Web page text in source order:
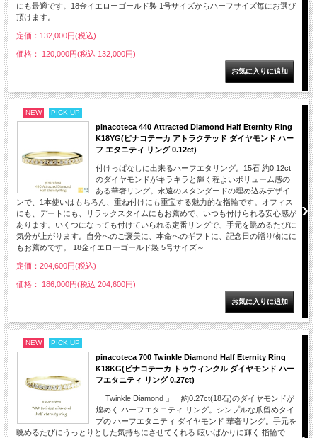
にも最適です。18金イエローゴールド製 1号サイズからハーフサイズ毎にお選び
頂けます。
定価：132,000円(税込)
価格： 120,000円(税込 132,000円)
NEW PICK UP
pinacoteca 440 Attracted Diamond Half Eternity Ring
K18YG(ピナコテーカ アトラクテッド ダイヤモンド ハー
フ エタニティ リング 0.12ct)
付けっぱなしに出来るハーフエタリング。15石 約0.12ct
のダイヤモンドがキラキラと輝く程よいボリューム感の
ある華奢リング。永遠のスタンダードの埋め込みデザイ
ンで、1本使いはもちろん、重ね付けにも重宝する魅力的な指輪です。オフィス
にも、デートにも、リラックスタイムにもお薦めで、いつも付けられる安心感が
あります。いくつになっても付けていられる定番リングで、手元を眺めるたびに
気分が上がります。自分へのご褒美に、本命へのギフトに、記念日の贈り物にに
もお薦めです。 18金イエローゴールド製 5号サイズ～
定価：204,600円(税込)
価格： 186,000円(税込 204,600円)
NEW PICK UP
pinacoteca 700 Twinkle Diamond Half Eternity Ring
K18KG(ピナコテーカ トゥウィンクル ダイヤモンド ハー
フエタニティ リング 0.27ct)
「 Twinkle Diamond 」 約0.27ct(18石)のダイヤモンドが
煌めく ハーフエタニティ リング。シンプルな爪留めタイ
プの ハーフエタニティ ダイヤモンド 華奢リング。手元を
眺めるたびにうっとりとした気持ちにさせてくれる 眩いばかりに輝く 指輪で